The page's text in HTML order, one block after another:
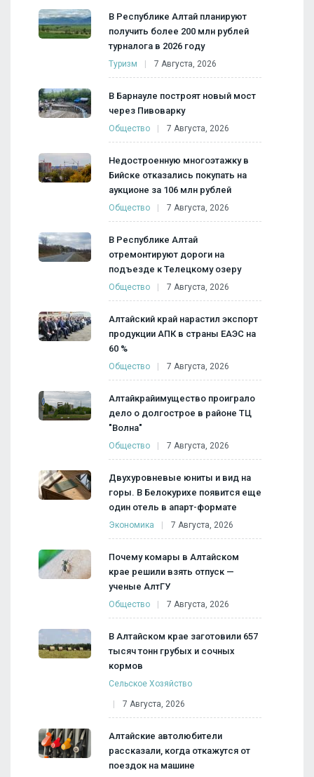
В Республике Алтай планируют
получить более 200 млн рублей
турналога в 2026 году
Туризм 7 Августа, 2026
В Барнауле построят новый мост
через Пивоварку
Общество 7 Августа, 2026
Недостроенную многоэтажку в
Бийске отказались покупать на
аукционе за 106 млн рублей
Общество 7 Августа, 2026
В Республике Алтай
отремонтируют дороги на
подъезде к Телецкому озеру
Общество 7 Августа, 2026
Алтайский край нарастил экспорт
продукции АПК в страны ЕАЭС на
60 %
Общество 7 Августа, 2026
Алтайкрайимущество проиграло
дело о долгострое в районе ТЦ
"Волна"
Общество 7 Августа, 2026
Двухуровневые юниты и вид на
горы. В Белокурихе появится еще
один отель в апарт-формате
Экономика 7 Августа, 2026
Почему комары в Алтайском
крае решили взять отпуск —
ученые АлтГУ
Общество 7 Августа, 2026
В Алтайском крае заготовили 657
тысяч тонн грубых и сочных
кормов
Сельское Хозяйство
7 Августа, 2026
Алтайские автолюбители
рассказали, когда откажутся от
поездок на машине